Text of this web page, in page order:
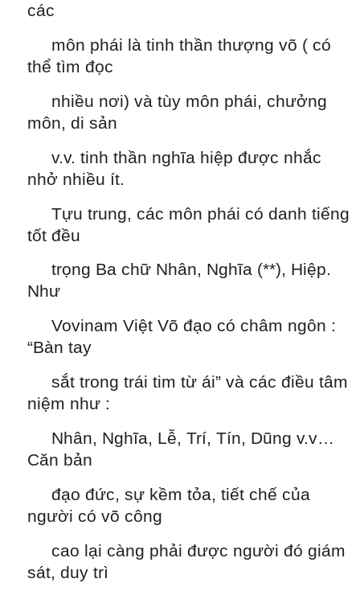
các
môn phái là tinh thần thượng võ ( có
thể tìm đọc
nhiều nơi) và tùy môn phái, chưởng
môn, di sản
v.v. tinh thần nghĩa hiệp được nhắc
nhở nhiều ít.
Tựu trung, các môn phái có danh tiếng
tốt đều
trọng Ba chữ Nhân, Nghĩa (**), Hiệp.
Như
Vovinam Việt Võ đạo có châm ngôn :
“Bàn tay
sắt trong trái tim từ ái” và các điều tâm
niệm như :
Nhân, Nghĩa, Lễ, Trí, Tín, Dũng v.v…
Căn bản
đạo đức, sự kềm tỏa, tiết chế của
người có võ công
cao lại càng phải được người đó giám
sát, duy trì